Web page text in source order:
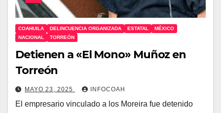
COAHUILA DELINCUENCIA ORGANIZADA ESTATAL
MÉXICO
NACIONAL
TORREÓN
Detienen a «El Mono» Muñoz en
Torreón
MAYO 23, 2025 INFOCOAH
El empresario vinculado a los Moreira fue detenido